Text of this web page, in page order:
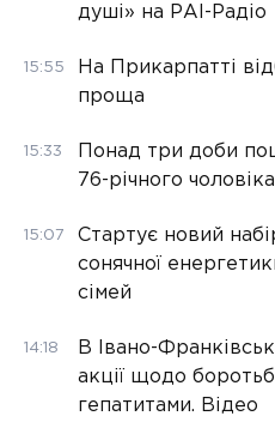
душі» на РАІ-Радіо
15:55
На Прикарпатті
проща
15:33
Понад три доби
76-річного чоловіка
15:07
Стартує новий
сонячної
сімей
14:18
В Івано-
акції щодо
гепатитами. Відео